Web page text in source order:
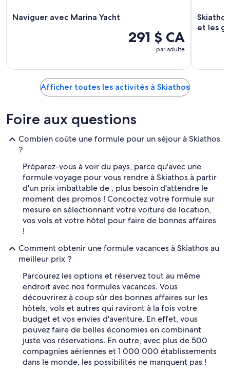
Naviguer avec Marina Yacht
291 $ CA
par adulte
et les
Afficher toutes les activités à Skiathos
Foire aux questions
Combien coûte une formule pour un séjour à Skiathos
?
Préparez-vous à voir du pays, parce qu'avec une
formule voyage pour vous rendre à Skiathos à partir
d'un prix imbattable de , plus besoin d'attendre le
moment des promos ! Concoctez votre formule sur
mesure en sélectionnant votre voiture de location,
vos vols et votre hôtel pour faire de bonnes affaires
!
Comment obtenir une formule vacances à Skiathos au
meilleur prix ?
Parcourez les options et réservez tout au même
endroit avec nos formules vacances. Vous
découvrirez à coup sûr des bonnes affaires sur les
hôtels, vols et autres qui raviront à la fois votre
budget et vos envies d'aventure. En effet, vous
pouvez faire de belles économies en combinant
juste vos réservations. En outre, avec plus de 500
compagnies aériennes et 1 000 000 établissements
dans le monde, les possibilités ne manquent pas !